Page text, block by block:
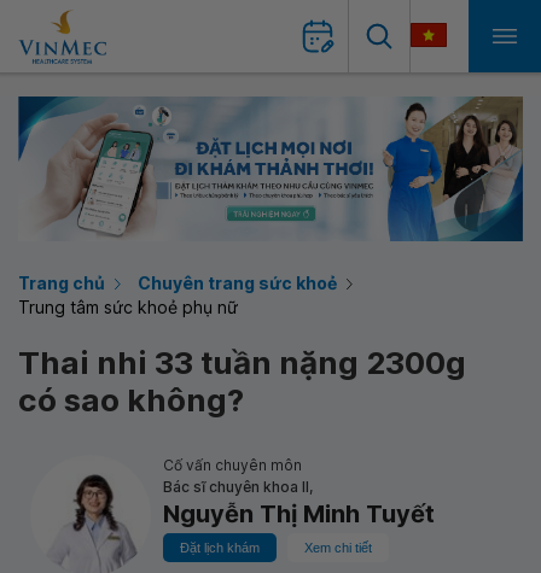
Trang chủ
Chuyên trang sức khoẻ
Trung tâm sức khoẻ phụ nữ
Thai nhi 33 tuần nặng 2300g
có sao không?
Cố vấn chuyên môn
Bác sĩ chuyên khoa II,
Nguyễn Thị Minh Tuyết
Đặt lịch khám Xem chi tiết